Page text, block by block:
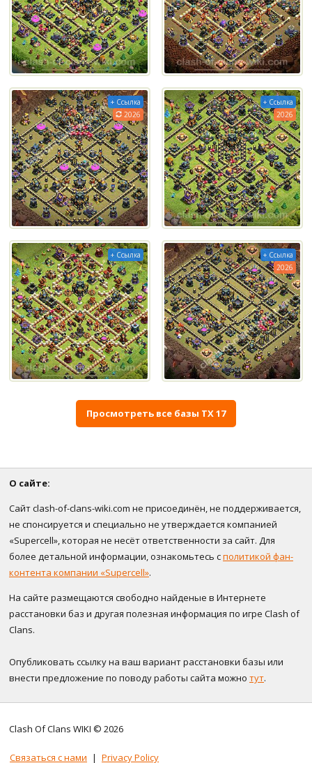
+ Ссылка
2026
+ Ссылка
2026
+ Ссылка
+ Ссылка
2026
Просмотреть все базы ТХ 17
О сайте:
Сайт clash-of-clans-wiki.com не присоединён, не поддерживается,
не спонсируется и специально не утверждается компанией
«Supercell», которая не несёт ответственности за сайт. Для
более детальной информации, ознакомьтесь сполитикой фан-
контента компании «Supercell».
На сайте размещаются свободно найденые в Интернете
расстановки баз и другая полезная информация по игре Clash of
Clans.
Опубликовать ссылку на ваш вариант расстановки базы или
внести предложение по поводу работы сайта можно тут.
Clash Of Clans WIKI © 2026
Связаться с нами | Privacy Policy